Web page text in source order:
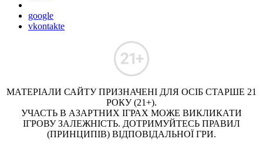
google
vkontakte
МАТЕРІАЛИ САЙТУ ПРИЗНАЧЕНІ ДЛЯ ОСІБ СТАРШЕ 21
РОКУ (21+).
УЧАСТЬ В АЗАРТНИХ ІГРАХ МОЖЕ ВИКЛИКАТИ
ІГРОВУ ЗАЛЕЖНІСТЬ. ДОТРИМУЙТЕСЬ ПРАВИЛ
(ПРИНЦИПІВ) ВІДПОВІДАЛЬНОЇ ГРИ.